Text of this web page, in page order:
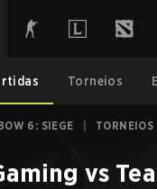
Torneios
6: SIEGE TORNEIOS
vs